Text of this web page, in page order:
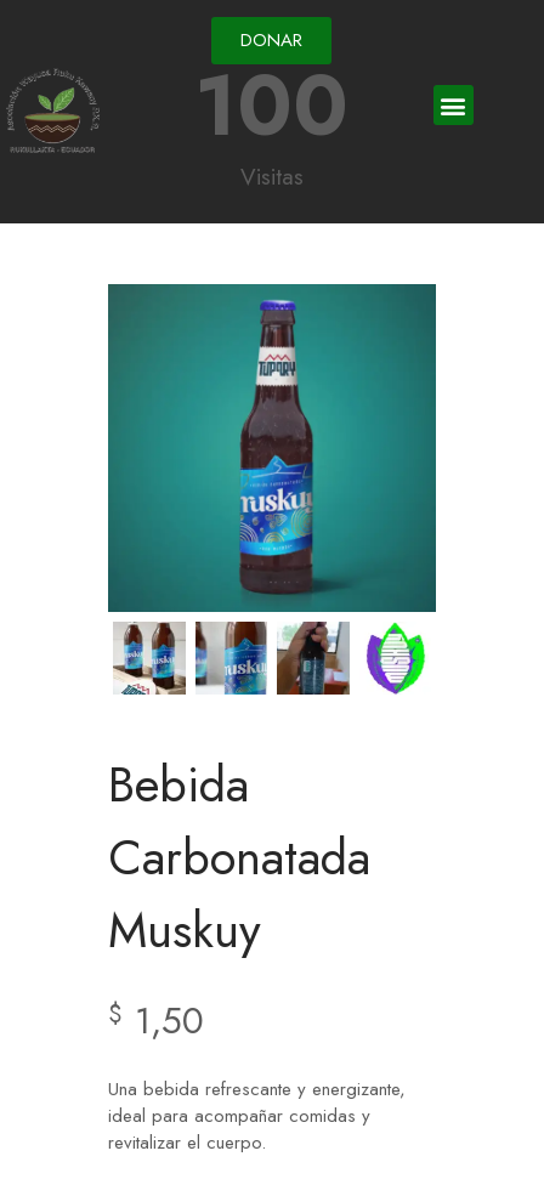
DONAR
Visitas
100
Bebida
Carbonatada
Muskuy
$ 1,50
Una bebida refrescante y energizante,
ideal para acompañar comidas y
revitalizar el cuerpo.